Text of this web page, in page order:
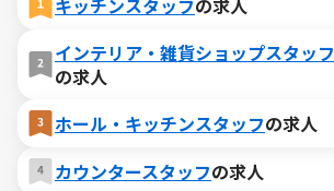
キッチンスタッフの求人
インテリア・雑貨ショップスタッフ
の求人
ホール・キッチンスタッフの求人
カウンタースタッフの求人